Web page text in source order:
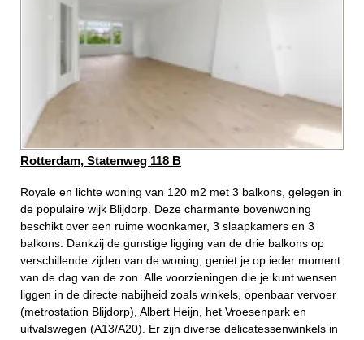
Rotterdam, Statenweg 118 B
Royale en lichte woning van 120 m2 met 3 balkons, gelegen in
de populaire wijk Blijdorp. Deze charmante bovenwoning
beschikt over een ruime woonkamer, 3 slaapkamers en 3
balkons. Dankzij de gunstige ligging van de drie balkons op
verschillende zijden van de woning, geniet je op ieder moment
van de dag van de zon. Alle voorzieningen die je kunt wensen
liggen in de directe nabijheid zoals winkels, openbaar vervoer
(metrostation Blijdorp), Albert Heijn, het Vroesenpark en
uitvalswegen (A13/A20). Er zijn diverse delicatessenwinkels in